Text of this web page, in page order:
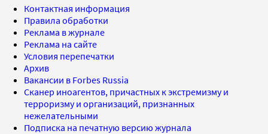
Контактная информация
Правила обработки
Реклама в журнале
Реклама на сайте
Условия перепечатки
Архив
Вакансии в Forbes Russia
Сканер иноагентов, причастных к экстремизму и
терроризму и организаций, признанных
нежелательными
Подписка на печатную версию журнала